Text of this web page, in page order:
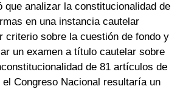
que analizar la constitucionalidad de
en una instancia cautelar
criterio sobre la cuestión de fondo y
un examen a título cautelar sobre
de 81 artículos de
Congreso Nacional resultaría un